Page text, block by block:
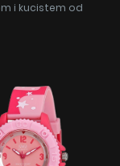
i kucistem od